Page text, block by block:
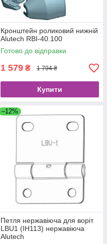
Кронштейн роликовий нижній
Alutech RBI-40.100
Готово до відправки
1 579 ₴ 1 794 ₴
Купити
–12%
Петля нержавіюча для воріт
LBU1 (IH113) нержавіюча
Alutech